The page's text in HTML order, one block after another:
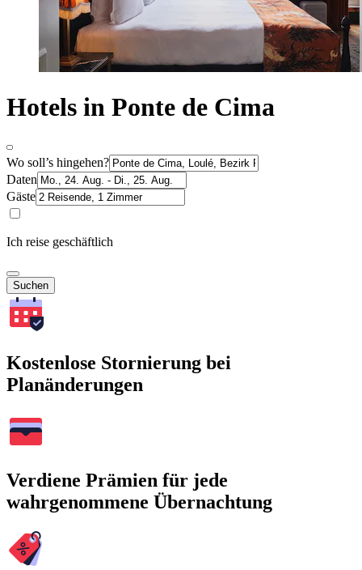
Hotels in Ponte de Cima
Wo soll’s hingehen?
Daten
Gäste
Ich reise geschäftlich
Suchen
Kostenlose Stornierung bei
Planänderungen
Verdiene Prämien für jede
wahrgenommene Übernachtung